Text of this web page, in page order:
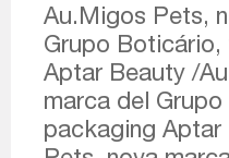
Au.Migos Pets,
Grupo Boticário,
Aptar Beauty /
marca del
packaging